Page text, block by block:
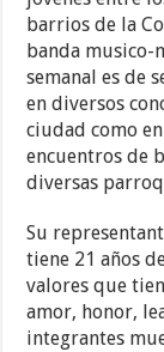
barrios de la
banda
semanal es de
en diversos
ciudad como
encuentros de
diversas
Su
tiene 21 años
valores que
amor, honor,
integrantes